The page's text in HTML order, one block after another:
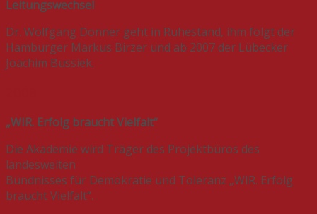
Leitungswechsel
Dr. Wolfgang Donner geht in Ruhestand, ihm folgt der
Hamburger Markus Birzer und ab 2007 der Lübecker
Joachim Bussiek.
„WIR. Erfolg braucht Vielfalt“
Die Akademie wird Träger des Projektbüros des
landesweiten
Bündnisses für Demokratie und Toleranz „WIR. Erfolg
braucht Vielfalt“.